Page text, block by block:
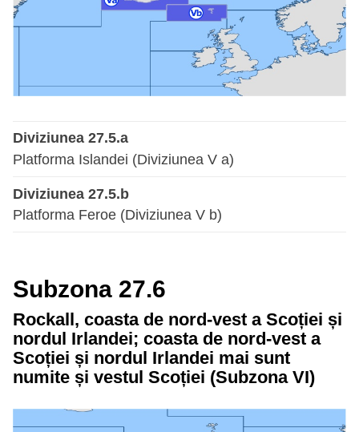
Diviziunea 27.5.a
Platforma Islandei (Diviziunea V a)
Diviziunea 27.5.b
Platforma Feroe (Diviziunea V b)
Subzona 27.6
Rockall, coasta de nord-vest a Scoției și
nordul Irlandei; coasta de nord-vest a
Scoției și nordul Irlandei mai sunt
numite și vestul Scoției (Subzona VI)